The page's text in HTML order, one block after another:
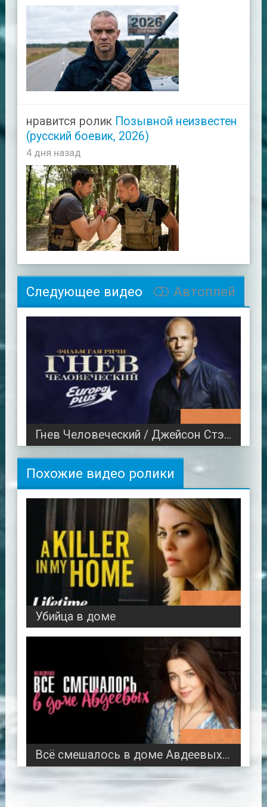
нравится ролик Позывной неизвестен
(русский боевик, 2026)
4 дня назад
Следующее видео Автоплей
Гнев Человеческий / Джейсон Стэйтем
Похожие видео ролики
Убийца в доме
Всё смешалось в доме Авдеевых 2024